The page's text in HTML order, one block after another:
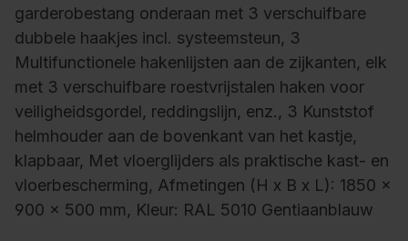
garderobestang onderaan met 3 verschuifbare
dubbele haakjes incl. systeemsteun, 3
Multifunctionele hakenlijsten aan de zijkanten, elk
met 3 verschuifbare roestvrijstalen haken voor
veiligheidsgordel, reddingslijn, enz., 3 Kunststof
helmhouder aan de bovenkant van het kastje,
klapbaar, Met vloerglijders als praktische kast- en
vloerbescherming, Afmetingen (H x B x L): 1850 x
900 x 500 mm, Kleur: RAL 5010 Gentiaanblauw